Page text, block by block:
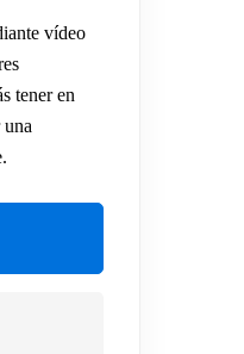
vídeo
tener en
una